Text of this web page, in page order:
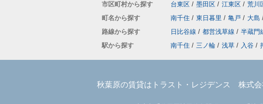
市区町村から探す 台東区 / 墨田区 / 江東区 / 荒川
町名から探す
南千住 / 東日暮里 / 亀戸 / 大島
路線から探す
日比谷線 / 都営浅草線 / 半蔵門
駅から探す
南千住 / 三ノ輪 / 浅草 / 入谷 /
秋葉原の賃貸はトラスト・レジデンス 株式